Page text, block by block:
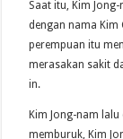
Saat itu, Kim
dengan nama Kim
perempuan itu
merasakan sakit
in.
Kim Jong-nam
memburuk, Kim